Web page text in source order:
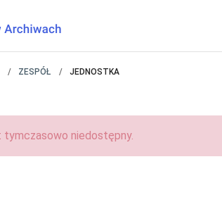
ZESPÓŁ JEDNOSTKA
niedostępny.